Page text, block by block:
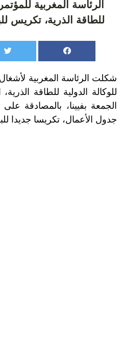
الرئاسة المغربية
للطاقة الذرية، تكريس
للوكالة الدولية للطاقة
الجمعة بفيينا، بالمصادقة
جدول الأعمال، تكريسا جديدا